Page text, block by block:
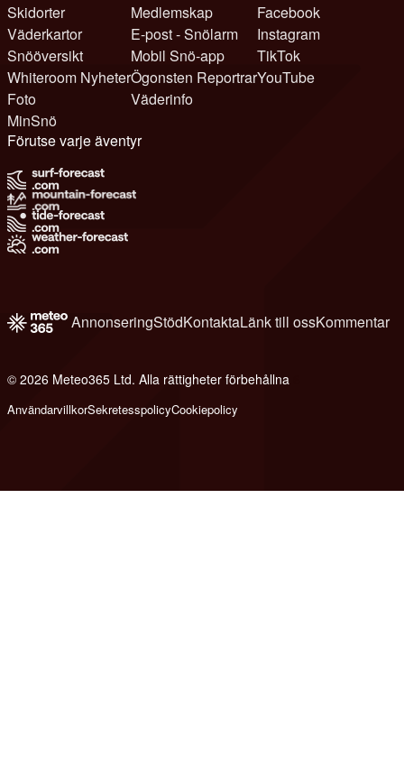
Skidorter
Väderkartor
Snööversikt
Whiteroom Nyheter
Foto
MinSnö
Medlemskap
E-post - Snölarm
Mobil Snö-app
Ögonsten Reportrar
Väderinfo
Facebook
Instagram
TikTok
YouTube
Förutse varje äventyr
AnnonseringStödKontaktaLänk till ossKommentar
© 2026 Meteo365 Ltd. Alla rättigheter förbehållna
AnvändarvillkorSekretesspolicyCookiepolicy